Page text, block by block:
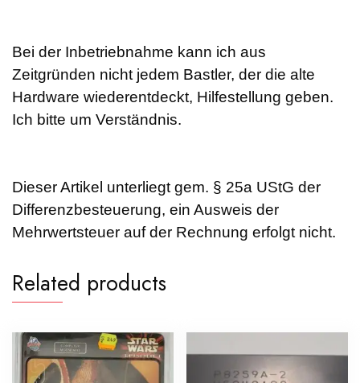
Bei der Inbetriebnahme kann ich aus
Zeitgründen nicht jedem Bastler, der die alte
Hardware wiederentdeckt, Hilfestellung geben.
Ich bitte um Verständnis.
Dieser Artikel unterliegt gem. § 25a UStG der
Differenzbesteuerung, ein Ausweis der
Mehrwertsteuer auf der Rechnung erfolgt nicht.
Related products